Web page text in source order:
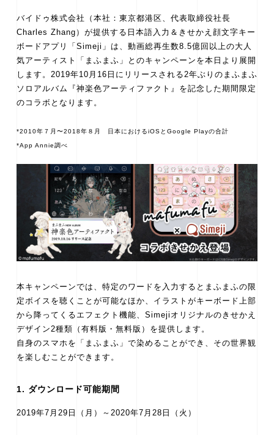
バイドゥ株式会社（本社：東京都港区、代表取締役社長
Charles Zhang）が提供する日本語入力＆きせかえ顔文字キー
ボードアプリ「Simeji」は、動画総再生数8.5億回以上の大人
気アーティスト「まふまふ」とのキャンペーンを本日より展開
します。2019年10月16日にリリースされる2年ぶりのまふまふ
ソロアルバム『神楽色アーティファクト』を記念した期間限定
のコラボとなります。
*2010年７月〜2018年８月 日本におけるiOSとGoogle Playの合計
*App Annie調べ
本キャンペーンでは、特定のワードを入力するとまふまふの限
定ボイスを聴くことが可能なほか、イラストがキーボード上部
から降ってくるエフェクト機能、Simejiオリジナルのきせかえ
デザイン2種類（有料版・無料版）を提供します。
自身のスマホを「まふまふ」で染めることができ、その世界観
を楽しむことができます。
1. ダウンロード可能期間
2019年7月29日（月）～2020年7月28日（火）